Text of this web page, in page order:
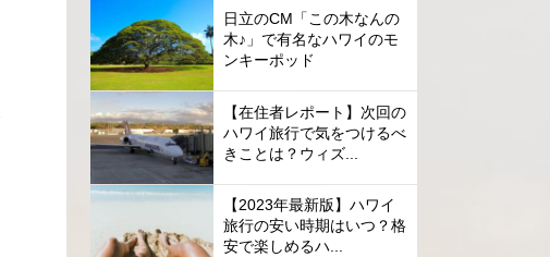
日立のCM「この木なんの
木♪」で有名なハワイのモ
ンキーポッド
【在住者レポート】次回の
ハワイ旅行で気をつけるべ
きことは？ウィズ...
【2023年最新版】ハワイ
旅行の安い時期はいつ？格
安で楽しめるハ...